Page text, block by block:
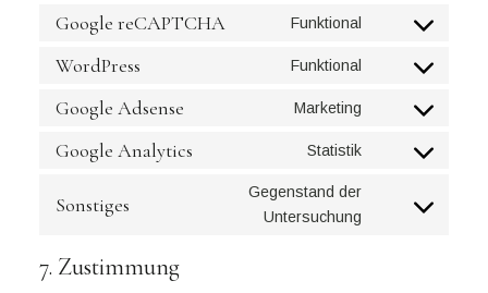
Google reCAPTCHA Funktional
WordPress Funktional
Google Adsense Marketing
Google Analytics Statistik
Sonstiges
Gegenstand der
Untersuchung
7. Zustimmung